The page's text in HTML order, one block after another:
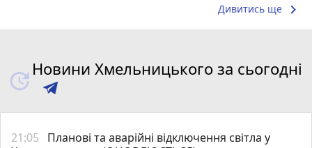
Дивитись ще keyboard_arrow_right
Новини Хмельницького за сьогодні
21:05
Планові та аварійні відключення світла у